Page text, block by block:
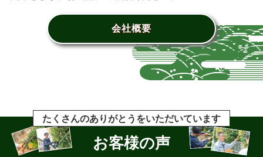
会社概要
たくさんのありがとうをいただいています
お客様の声